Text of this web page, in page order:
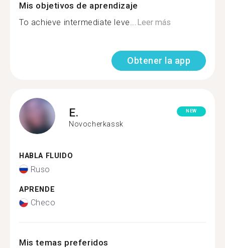
Mis objetivos de aprendizaje
To achieve intermediate leve...Leer más
Obtener la app
E.
Novocherkassk
NEW
HABLA FLUIDO
Ruso
APRENDE
Checo
Mis temas preferidos